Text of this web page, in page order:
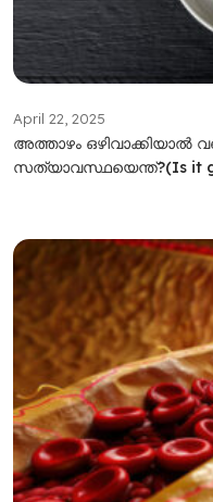
April 22, 2025
അത്താഴം ഒഴിവാക്കിയാല്‍
സത്യാവസ്ഥയെന്ത്?(Is it